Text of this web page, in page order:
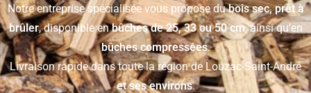
Notre entreprise spécialisée vous propose dubois sec, prêt à
brûler, disponible enbûches de 25, 33 ou 50 cm, ainsi qu’en
bûches compressées.
Livraison rapide dans toute la région de Louzac-Saint-André
et ses environs.